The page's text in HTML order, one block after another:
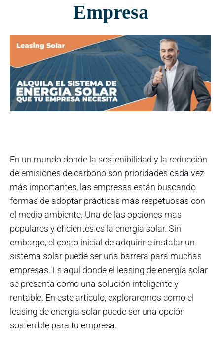
Empresa
En un mundo donde la sostenibilidad y la reducción
de emisiones de carbono son prioridades cada vez
más importantes, las empresas están buscando
formas de adoptar prácticas más respetuosas con
el medio ambiente. Una de las opciones mas
populares y eficientes es la energía solar. Sin
embargo, el costo inicial de adquirir e instalar un
sistema solar puede ser una barrera para muchas
empresas. Es aquí donde el leasing de energía solar
se presenta como una solución inteligente y
rentable. En este artículo, exploraremos como el
leasing de energía solar puede ser una opción
sostenible para tu empresa.